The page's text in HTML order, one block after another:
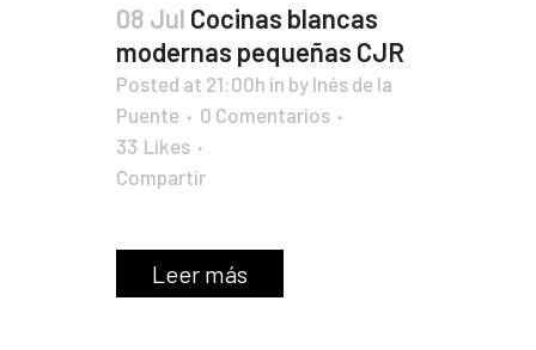
08 Jul Cocinas blancas
modernas pequeñas CJR
Posted at 21:00h in by Inés de la
Puente
0 Comentarios
33 Likes
Compartir
Leer más